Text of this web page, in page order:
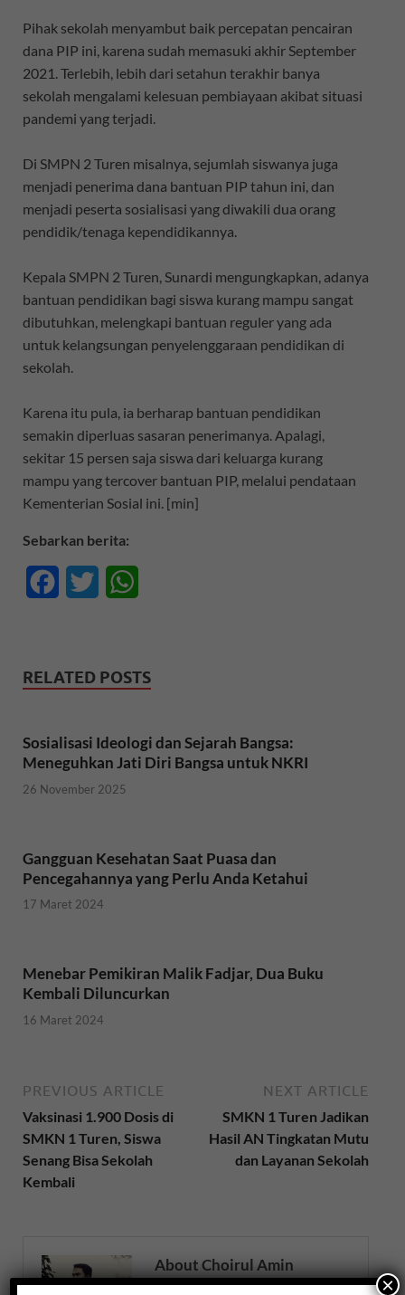
Pihak sekolah menyambut baik percepatan pencairan
dana PIP ini, karena sudah memasuki akhir September
2021. Terlebih, lebih dari setahun terakhir banya
sekolah mengalami kelesuan pembiayaan akibat situasi
pandemi yang terjadi.
Di SMPN 2 Turen misalnya, sejumlah siswanya juga
menjadi penerima dana bantuan PIP tahun ini, dan
menjadi peserta sosialisasi yang diwakili dua orang
pendidik/tenaga kependidikannya.
Kepala SMPN 2 Turen, Sunardi mengungkapkan, adanya
bantuan pendidikan bagi siswa kurang mampu sangat
dibutuhkan, melengkapi bantuan reguler yang ada
untuk kelangsungan penyelenggaraan pendidikan di
sekolah.
Karena itu pula, ia berharap bantuan pendidikan
semakin diperluas sasaran penerimanya. Apalagi,
sekitar 15 persen saja siswa dari keluarga kurang
mampu yang tercover bantuan PIP, melalui pendataan
Kementerian Sosial ini. [min]
Sebarkan berita:
e
o
t
e
t
A
RELATED POSTS
Sosialisasi Ideologi dan Sejarah Bangsa:
Meneguhkan Jati Diri Bangsa untuk NKRI
26 November 2025
Gangguan Kesehatan Saat Puasa dan
Pencegahannya yang Perlu Anda Ketahui
17 Maret 2024
Menebar Pemikiran Malik Fadjar, Dua Buku
Kembali Diluncurkan
16 Maret 2024
PREVIOUS ARTICLE
Vaksinasi 1.900 Dosis di
SMKN 1 Turen, Siswa
Senang Bisa Sekolah
Kembali
NEXT ARTICLE
SMKN 1 Turen Jadikan
Hasil AN Tingkatan Mutu
dan Layanan Sekolah
About Choirul Amin
×